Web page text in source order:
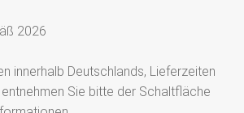
2026
innerhalb Deutschlands, Lieferzeiten
Sie bitte der Schaltfläche